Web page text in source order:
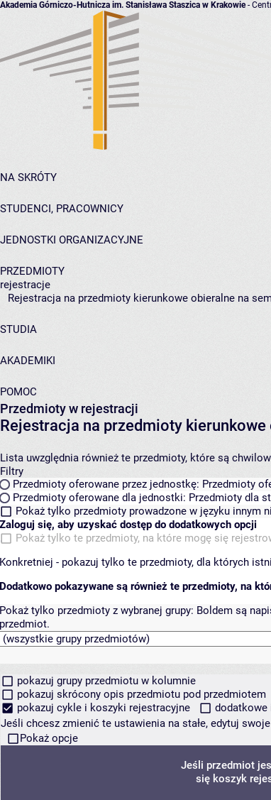
Akademia Górniczo-Hutnicza im. Stanisława Staszica w Krakowie-
NA SKRÓTY
STUDENCI, PRACOWNICY
JEDNOSTKI ORGANIZACYJNE
PRZEDMIOTY
rejestracje
Rejestracja na przedmioty kierunkowe obieralne na
STUDIA
AKADEMIKI
POMOC
Przedmioty w rejestracji
Rejestracja na przedmioty
Lista uwzględnia również te przedmioty, które są
Filtry
Przedmioty oferowane przez jednostkę: Przedmioty
Przedmioty oferowane dla jednostki: Przedmioty dla
Pokaż tylko przedmioty prowadzone w języku innym
Zaloguj się, aby uzyskać dostęp do dodatkowych opcji
Pokaż tylko te przedmioty, na które mogę się
Konkretniej - pokazuj tylko te przedmioty, dla których
Dodatkowo pokazywane są również te przedmioty, na
Pokaż tylko przedmioty z wybranej grupy: Boldem są
przedmiot.
pokazuj grupy przedmiotu w kolumnie
pokazuj skrócony opis przedmiotu pod przedmiotem
pokazuj cykle i koszyki rejestracyjne
dodatkowe
Jeśli chcesz zmienić te ustawienia na stałe, edytuj
Pokaż opcje
Jeśli przedmiot
się koszyk